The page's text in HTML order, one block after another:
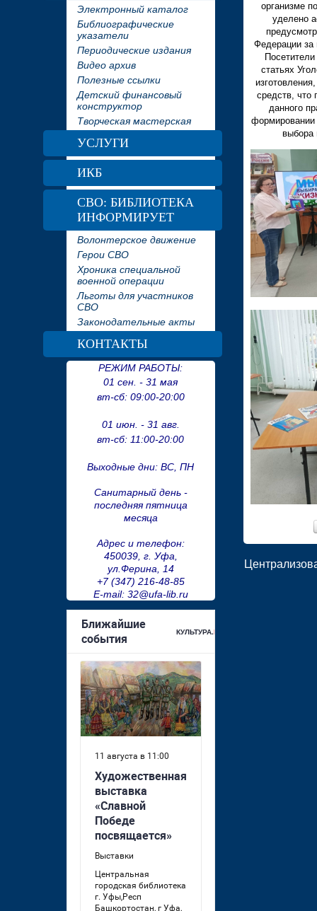
Электронный каталог
Библиографические
указатели
Периодические издания
Видео архив
Полезные ссылки
Детский финансовый
конструктор
Творческая мастерская
УСЛУГИ
ИКБ
СВО: БИБЛИОТЕКА
ИНФОРМИРУЕТ
Волонтерское движение
Герои СВО
Хроника специальной
военной операции
Льготы для участников
СВО
Законодательные акты
КОНТАКТЫ
РЕЖИМ РАБОТЫ:
01 сен. - 31 мая
вт-сб: 09:00-20:00
01 июн. - 31 авг.
вт-сб: 11:00-20:00
Выходные дни: ВС, ПН
Санитарный день -
последняя пятница
месяца
Адрес и телефон:
450039, г. Уфа,
ул.Ферина, 14
+7 (347) 216-48-85
E-mail: 32@ufa-lib.ru
организме
уделено
Федерации за
статьях
средств, что
данного
формировании
выбора